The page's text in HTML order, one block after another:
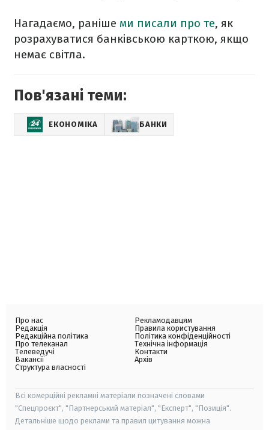
Нагадаємо, раніше ми писали про те, як
розрахуватися банківською карткою, якщо
немає світла.
Пов'язані теми:
ЕКОНОМІКА БАНКИ
Про нас
Редакція
Редакційна політика
Про телеканал
Телеведучі
Вакансії
Структура власності
Рекламодавцям
Правила користування
Політика конфіденційності
Технічна інформація
Контакти
Архів
Всі комерційні рекламні матеріали позначені словами
"Спецпроєкт", "Партнерський матеріал", "Експерт", "Позиція".
Детальніше щодо реклами та правил цитування можна